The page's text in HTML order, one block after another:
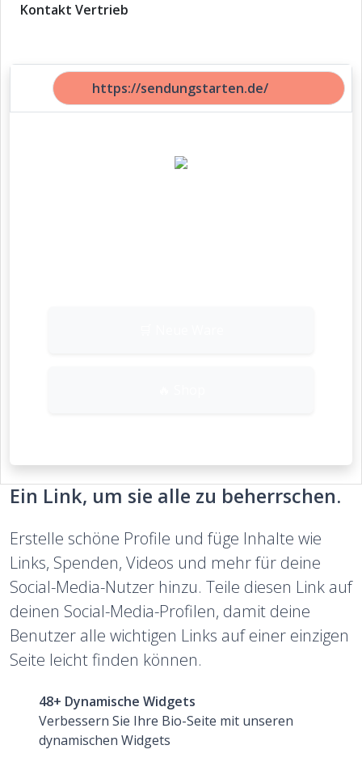
Kontakt Vertrieb
https://sendungstarten.de/
Ein Link, um sie alle zu beherrschen.
Erstelle schöne Profile und füge Inhalte wie
Links, Spenden, Videos und mehr für deine
Social-Media-Nutzer hinzu. Teile diesen Link auf
deinen Social-Media-Profilen, damit deine
Benutzer alle wichtigen Links auf einer einzigen
Seite leicht finden können.
48+ Dynamische Widgets
Verbessern Sie Ihre Bio-Seite mit unseren
dynamischen Widgets